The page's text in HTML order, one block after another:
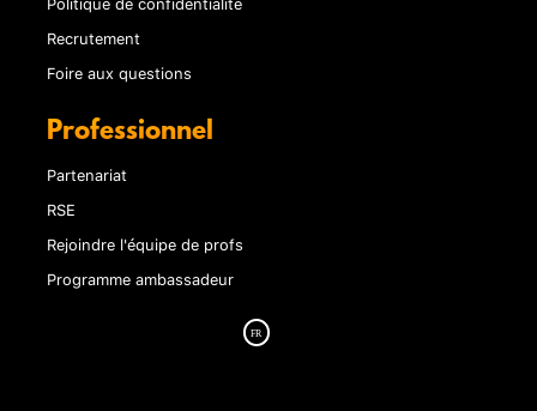
Recrutement
Foire aux questions
Professionnel
Partenariat
RSE
Rejoindre l'équipe de profs
Programme ambassadeur